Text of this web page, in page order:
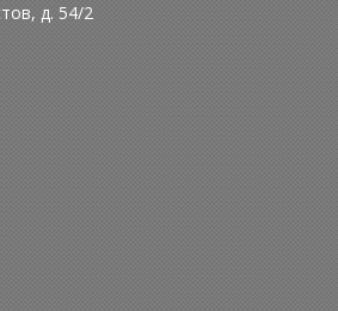
д. 54/2